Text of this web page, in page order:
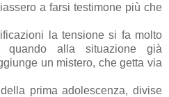
a farsi testimone più che
la tensione si fa molto
alla situazione già
un mistero, che getta via
prima adolescenza, divise